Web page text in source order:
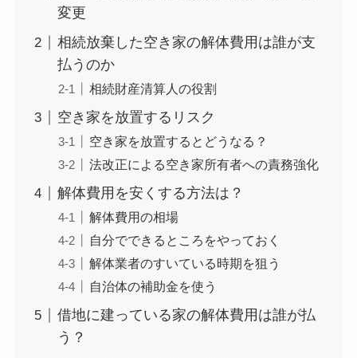
変更
相続放棄した空き家の解体費用は誰が支
払うのか
相続財産清算人の役割
空き家を放置するリスク
空き家を放置するとどうなる？
法改正による空き家所有者への責務強化
解体費用を安くする方法は？
解体費用の相場
自分でできるところをやっておく
解体業者のすいている時期を狙う
自治体の補助金を使う
借地に建っている家の解体費用は誰が払
う？